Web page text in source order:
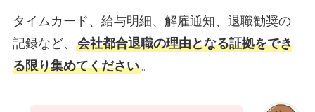
タイムカード、給与明細、解雇通知、退職勧奨の
記録など、 会社都合退職の理由となる証拠をでき
る限り集めてください。